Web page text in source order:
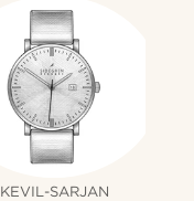
KEVIL-SARJAN